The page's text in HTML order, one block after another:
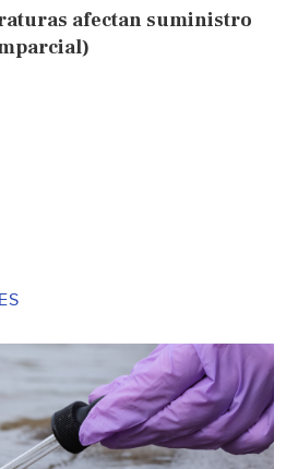
afectan suministro